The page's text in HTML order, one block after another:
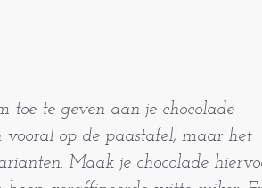
toe te geven aan je chocolade
vooral op de paastafel, maar het
Maak je chocolade